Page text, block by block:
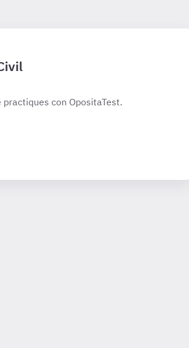
con OpositaTest.